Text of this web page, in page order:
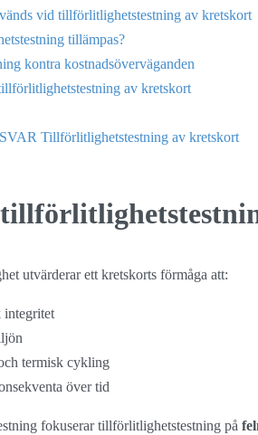
vid tillförlitlighetstestning av kretskort
tillämpas?
kontra kostnadsöverväganden
av kretskort
Tillförlitlighetstestning av kretskort
utvärderar ett kretskorts förmåga att:
integritet
termisk cykling
över tid
fokuserar tillförlitlighetstestning på